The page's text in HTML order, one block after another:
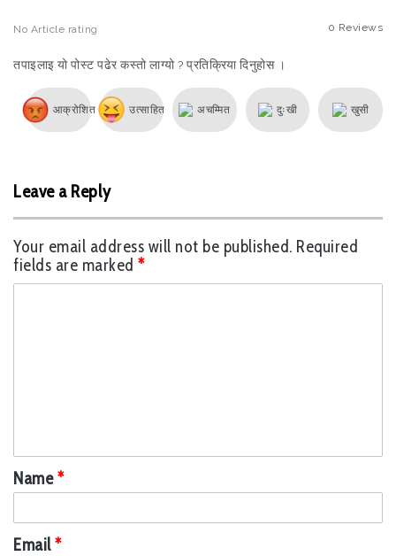
No Article rating 0 Reviews
तपाइलाइ यो पोस्ट पढेर कस्तो लाग्यो ? प्रतिक्रिया दिनुहोस ।
आक्रोशित उत्साहित अचम्मित दुःखी खुसी
Leave a Reply
Your email address will not be published. Required
fields are marked *
t
*
Name*
Email*